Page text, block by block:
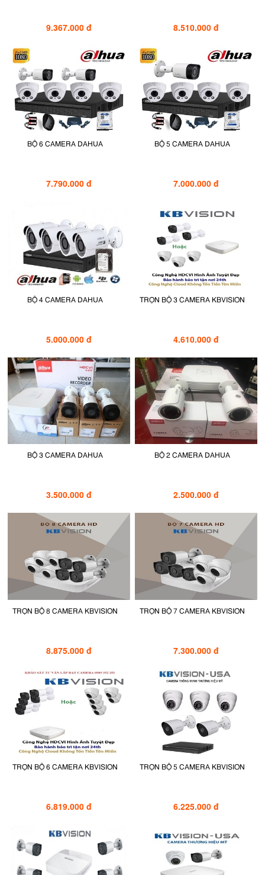
9.367.000 đ 8.510.000 đ
BỘ 6 CAMERA DAHUA
7.790.000 đ
BỘ 5 CAMERA DAHUA
7.000.000 đ
BỘ 4 CAMERA DAHUA
5.000.000 đ
TRỌN BỘ 3 CAMERA KBVISION
4.610.000 đ
BỘ 3 CAMERA DAHUA
3.500.000 đ
BỘ 2 CAMERA DAHUA
2.500.000 đ
TRỌN BỘ 8 CAMERA KBVISION
8.875.000 đ
TRỌN BỘ 7 CAMERA KBVISION
7.300.000 đ
TRỌN BỘ 6 CAMERA KBVISION
6.819.000 đ
TRỌN BỘ 5 CAMERA KBVISION
6.225.000 đ